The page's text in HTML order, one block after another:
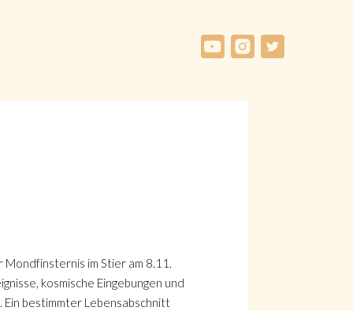
im Stier am 8.11.
kosmische Eingebungen und
bestimmter Lebensabschnitt